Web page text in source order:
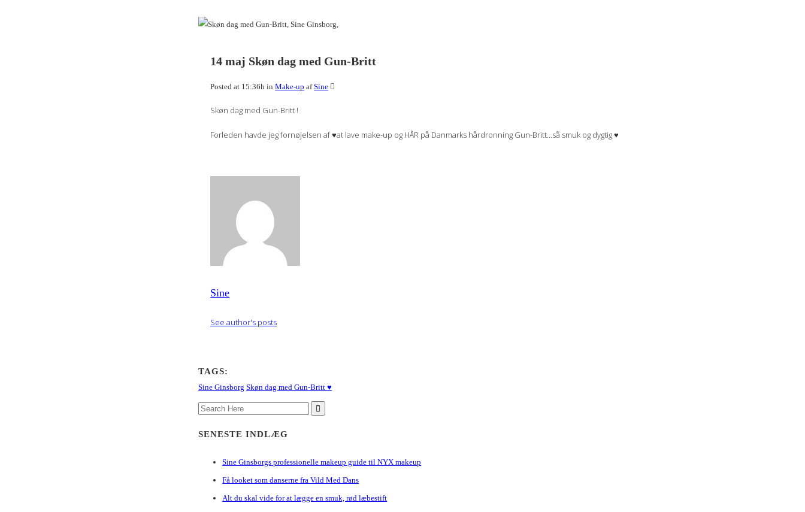
14 maj Skøn dag med Gun-Britt
Posted at 15:36h inMake-up afSine
Skøn dag med Gun-Britt !
Forleden havde jeg fornøjelsen af ♥︎at lave make-up og HÅR på Danmarks hårdronning Gun-Britt…så smuk og dygtig ♥︎
Sine
See author's posts
TAGS:
Sine Ginsborg Skøn dag med Gun-Britt ♥︎
Search
SENESTE INDLÆG
Sine Ginsborgs professionelle makeup guide til NYX makeup
Få looket som danserne fra Vild Med Dans
Alt du skal vide for at lægge en smuk, rød læbestift